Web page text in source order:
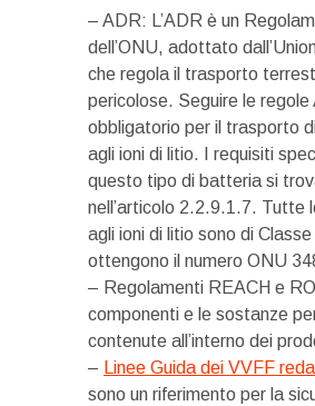
– ADR: L’ADR è un
dell’ONU, adottato
che regola il trasporto
pericolose. Seguire le regole
obbligatorio per il trasporto
agli ioni di litio. I requisiti
questo tipo di batteria si
nell’articolo 2.2.9.1.7. Tutte
agli ioni di litio sono di
ottengono il numero ONU
– Regolamenti REACH e
componenti e le sostanze
contenute all’interno dei
– Linee Guida dei VVFF
sono un riferimento per la